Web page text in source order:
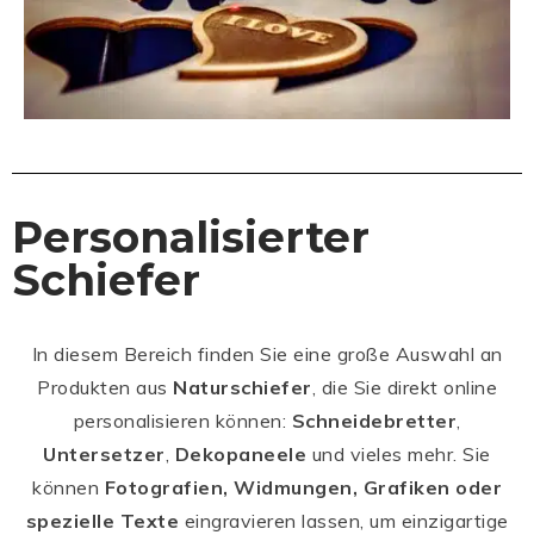
Personalisierter
Schiefer
In diesem Bereich finden Sie eine große Auswahl an
Produkten aus Naturschiefer, die Sie direkt online
personalisieren können: Schneidebretter,
Untersetzer, Dekopaneele und vieles mehr. Sie
können Fotografien, Widmungen, Grafiken oder
spezielle Texte eingravieren lassen, um einzigartige